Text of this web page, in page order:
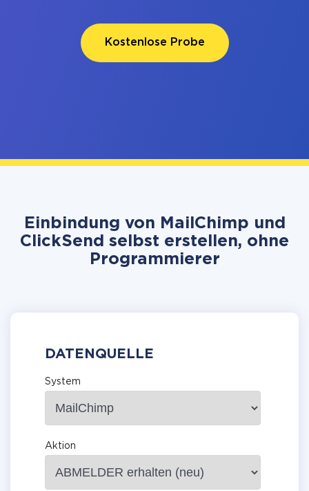
Kostenlose Probe
Einbindung von MailChimp und
ClickSend selbst erstellen, ohne
Programmierer
DATENQUELLE
System
Aktion